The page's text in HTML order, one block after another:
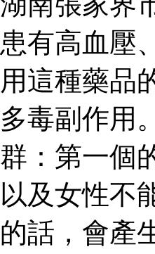
患有高血壓
用這種藥品
多毒副作用
群：第一個
以及女性不
的話，會產